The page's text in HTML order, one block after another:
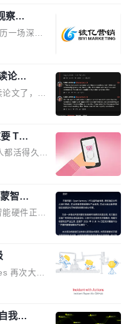
平台打
额定功率
PCIe 5.1
PC主机
身 钛金雕1
同时实现
，属于同
产品。小
察：
转移
一场深刻
场从2025
破120亿美
更是从20
亿美
品牌对专
市场扩容
年Top
个离消费
重显著变
模转向深
论文
文了，而
着大量过
Jorda
说风凉
少公开捅
化声明：
过度宣传
选出那些
分都是过
所有论文
有问题。
位 ICLR 2
Top
都活得久。
自 Hieu
？他是 xAI
设施团队
列出了他
目。 第一
FA2 是他
，刚好能
的" Hopp
配。 更关
智能
能硬件正从
发展。作
为不同类
键支撑，
长打开新
开发者日
Develope
再次大规
5 小时，
调度层故
、C
我改